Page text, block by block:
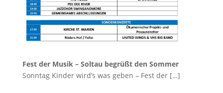
Fest der Musik – Soltau begrüßt den Sommer
Sonntag Kinder wird’s was geben – Fest der […]